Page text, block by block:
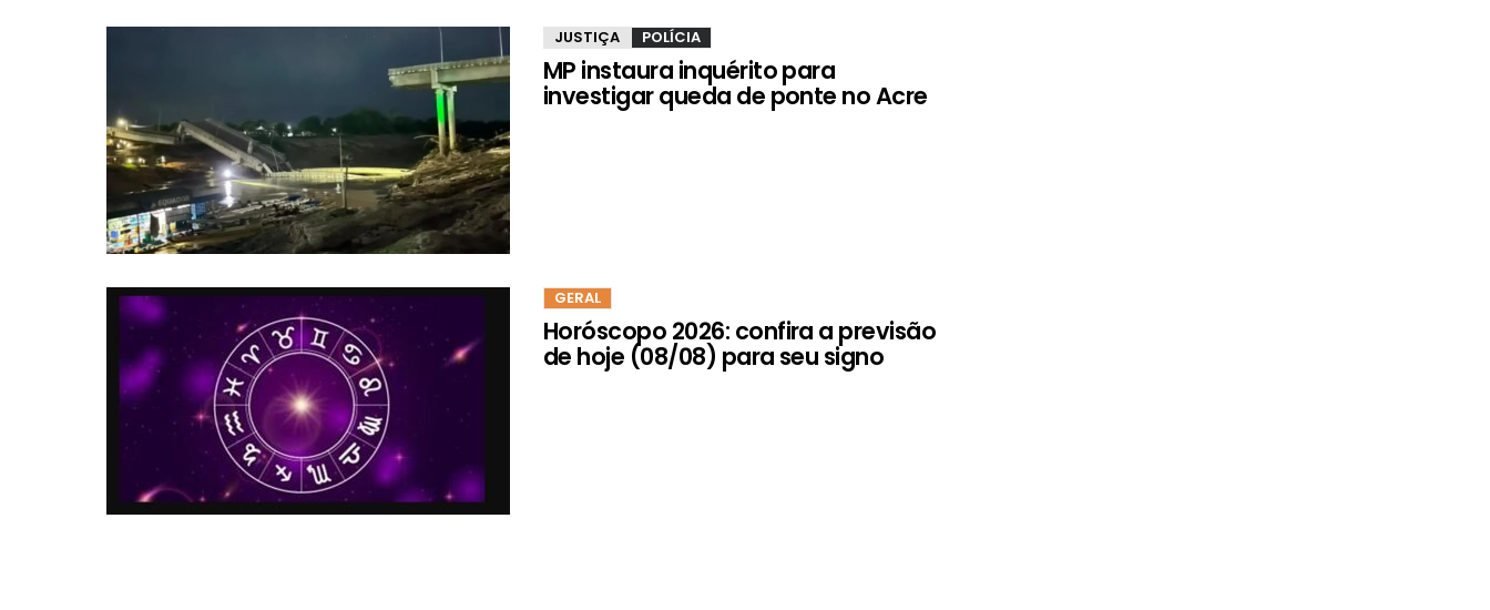
JUSTIÇA POLÍCIA
MP instaura inquérito para
investigar queda de ponte no Acre
GERAL
Horóscopo 2026: confira a previsão
de hoje (08/08) para seu signo